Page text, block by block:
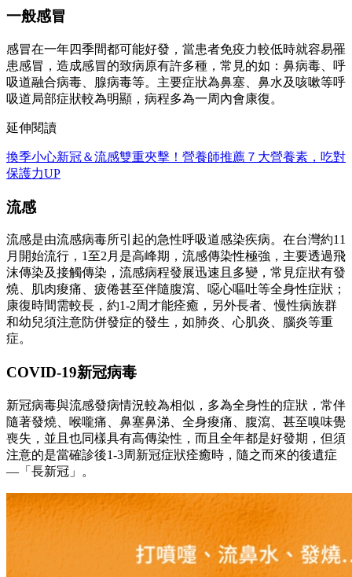
一般感冒
感冒在一年四季間都可能好發，當患者免疫力較低時就容易罹
患感冒，造成感冒的致病原有許多種，常見的如：鼻病毒、呼
吸道融合病毒、腺病毒等。主要症狀為鼻塞、鼻水及咳嗽等呼
吸道局部症狀較為明顯，病程多為一周內會康復。
延伸閱讀
換季小心新冠＆流感雙重夾擊！營養師推薦７大營養素，吃對
保護力UP
流感
流感是由流感病毒所引起的急性呼吸道感染疾病。在台灣約11
月開始流行，1至2月是高峰期，流感傳染性極強，主要透過飛
沫傳染及接觸傳染，流感病程發展迅速且多變，常見症狀有發
燒、肌肉痠痛、疲倦甚至伴隨腹瀉、噁心嘔吐等全身性症狀；
康復時間需較長，約1-2周才能痊癒，另外長者、慢性病族群
和幼兒須注意防併發症的發生，如肺炎、心肌炎、腦炎等重
症。
COVID-19新冠病毒
新冠病毒與流感發病情況較為相似，多為全身性的症狀，常伴
隨著發燒、喉嚨痛、鼻塞鼻涕、全身痠痛、腹瀉、甚至嗅味覺
喪失，並且也同樣具有高傳染性，而且全年都是好發期，但須
注意的是當確診後1-3周新冠症狀痊癒時，隨之而來的後遺症
—「長新冠」。